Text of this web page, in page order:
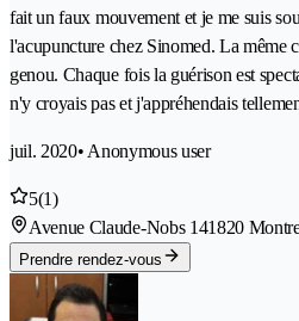
fait un faux mouvement et je me suis
l'acupuncture chez Sinomed. La même
genou. Chaque fois la guérison est
n'y croyais pas et j'appréhendais
juil. 2020• Anonymous user
5(1)
Avenue Claude-Nobs 141820
Prendre rendez-vous